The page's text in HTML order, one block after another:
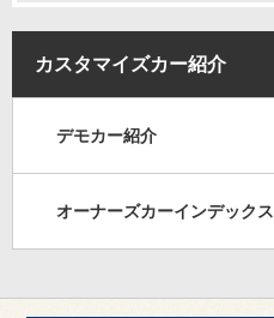
カスタマイズカー紹介
デモカー紹介
オーナーズカーインデックス